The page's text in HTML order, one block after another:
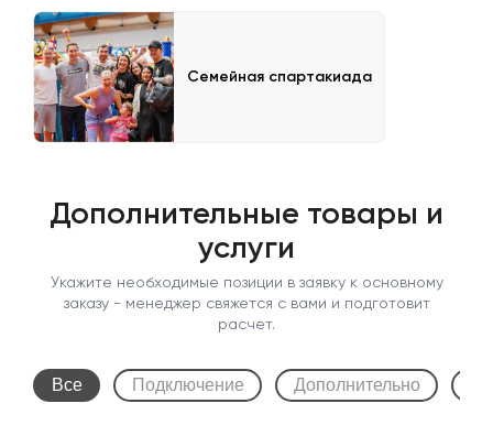
Семейная спартакиада
Дополнительные товары и
услуги
Укажите необходимые позиции в заявку к основному
заказу - менеджер свяжется с вами и подготовит
расчет.
Все Подключение Дополнительно